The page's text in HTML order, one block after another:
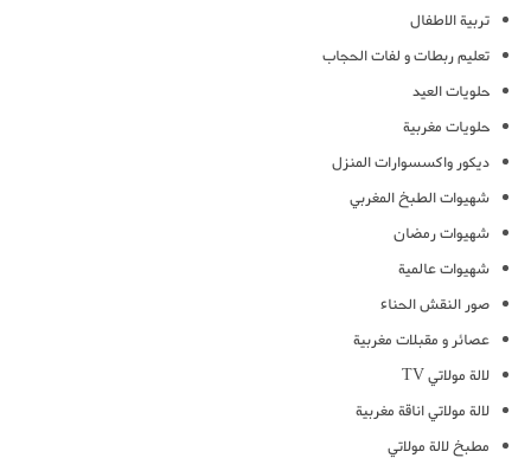
تربية الاطفال
تعليم ربطات و لفات الحجاب
حلويات العيد
حلويات مغربية
ديكور واكسسوارات المنزل
شهيوات الطبخ المغربي
شهيوات رمضان
شهيوات عالمية
صور النقش الحناء
عصائر و مقبلات مغربية
لالة مولاتي TV
لالة مولاتي اناقة مغربية
مطبخ لالة مولاتي